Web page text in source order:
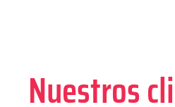
Nuestros